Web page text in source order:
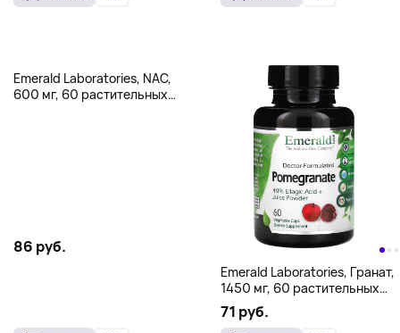
Emerald Laboratories, NAC,
600 мг, 60 растительных
86 руб.
Emerald Laboratories, Гранат,
1450 мг, 60 растительных
капсул (725 мг на капсулу)
71 руб.